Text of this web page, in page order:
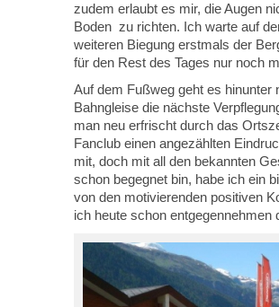
zudem erlaubt es mir, die Augen
Boden zu richten. Ich warte auf
weiteren Biegung erstmals der
für den Rest des Tages nur noch
Auf dem Fußweg geht es
Bahngleise die nächste
man neu erfrischt durch das
Fanclub einen angezählten
mit, doch mit all den bekannten
schon begegnet bin, habe ich ein
von den motivierenden positiven
ich heute schon entgegennehmen